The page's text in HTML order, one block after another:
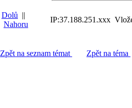
Dolů ||
Nahoru
IP:37.188.251.xxx
Zpět na seznam témat Zpět na téma